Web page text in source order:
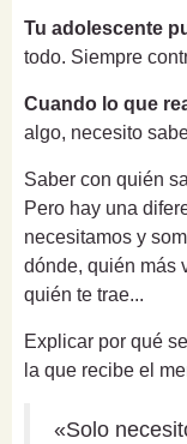
Tu adolescente
todo. Siempre
Cuando lo que
algo, necesito
Saber con quién
Pero hay una
necesitamos y
dónde, quién más
quién te trae...
Explicar por qué
la que recibe el
«Solo